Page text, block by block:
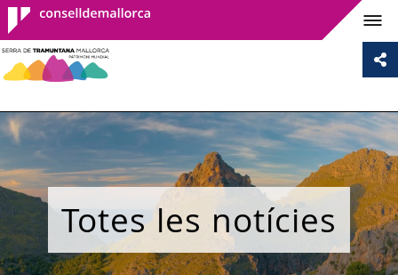
Consell de
Mallorca
Totes les notícies